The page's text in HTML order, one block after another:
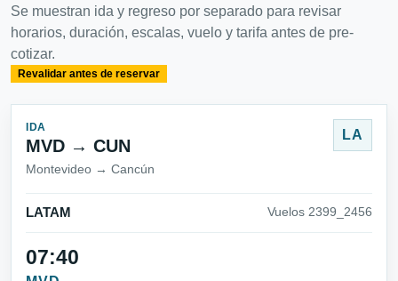
Se muestran ida y regreso por separado para revisar
horarios, duración, escalas, vuelo y tarifa antes de pre-
cotizar.
Revalidar antes de reservar
IDA
MVD → CUN
Montevideo → Cancún
LA
LATAM Vuelos 2399_2456
07:40